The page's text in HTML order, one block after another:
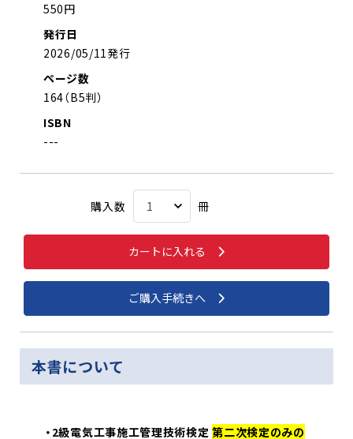
550円
発行日
2026/05/11発行
ページ数
164（B5判）
ISBN
---
購入数 冊
カートに入れる
ご購入手続きへ
本書について
・2級電気工事施工管理技術検定第二次検定のみの